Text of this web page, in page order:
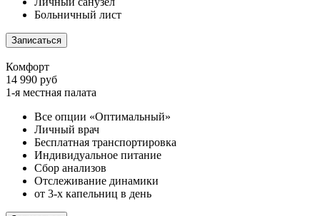
Больничный лист
Записаться
Комфорт
14 990 руб
1-я местная палата
Все опции «Оптимальный»
Личный врач
Бесплатная транспортировка
Индивидуальное питание
Сбор анализов
Отслеживание динамики
от 3-х капельниц в день